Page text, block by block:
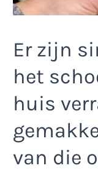
Er zijn
het
huis
van die